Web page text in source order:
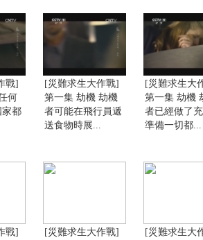
戰]
何
家都
[災難求生大作戰]
第一集 劫機 劫機
者可能在飛行員遞
送食物時展...
[災難求生大
第一集 劫機
者已經做了
準備一切都...
戰]
[災難求生大作戰]
[災難求生大